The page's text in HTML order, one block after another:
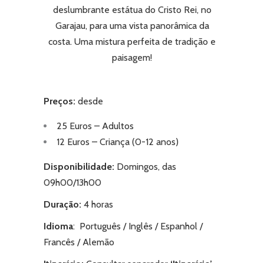
deslumbrante estátua do Cristo Rei, no
Garajau, para uma vista panorâmica da
costa. Uma mistura perfeita de tradição e
paisagem!
Preços: desde
25 Euros – Adultos
12 Euros – Criança (0-12 anos)
Disponibilidade: Domingos, das
09h00/13h00
Duração: 4 horas
Idioma: Português / Inglês / Espanhol /
Francês / Alemão